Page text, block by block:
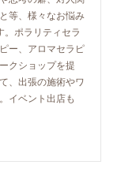
等、様々なお悩み
。ポラリティセラ
ー、アロマセラピ
クショップを提
、出張の施術やワ
イベント出店も